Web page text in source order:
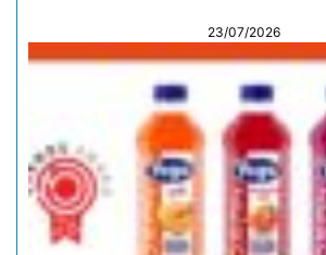
23/07/2026